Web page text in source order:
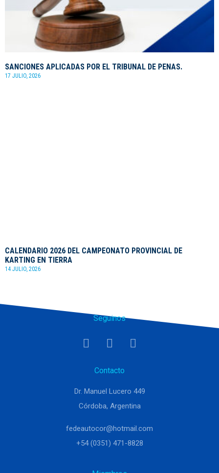
SANCIONES APLICADAS POR EL TRIBUNAL DE PENAS.
17 JULIO, 2026
CALENDARIO 2026 DEL CAMPEONATO PROVINCIAL DE
KARTING EN TIERRA
14 JULIO, 2026
Seguinos
Contacto
Dr. Manuel Lucero 449
Córdoba, Argentina
fedeautocor@hotmail.com
+54 (0351) 471-8828